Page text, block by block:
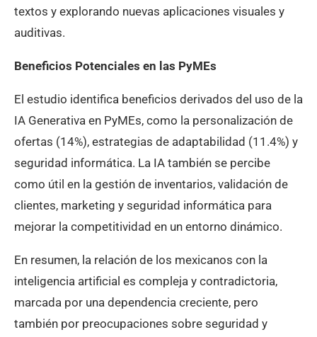
textos y explorando nuevas aplicaciones visuales y
auditivas.
Beneficios Potenciales en las PyMEs
El estudio identifica beneficios derivados del uso de la
IA Generativa en PyMEs, como la personalización de
ofertas (14%), estrategias de adaptabilidad (11.4%) y
seguridad informática. La IA también se percibe
como útil en la gestión de inventarios, validación de
clientes, marketing y seguridad informática para
mejorar la competitividad en un entorno dinámico.
En resumen, la relación de los mexicanos con la
inteligencia artificial es compleja y contradictoria,
marcada por una dependencia creciente, pero
también por preocupaciones sobre seguridad y